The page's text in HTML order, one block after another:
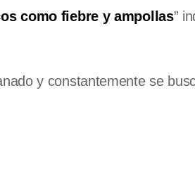
como fiebre y ampollas”
y constantemente se